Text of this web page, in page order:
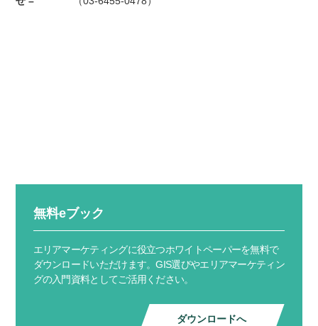
無料eブック
エリアマーケティングに役立つホワイトペーパーを無料で
ダウンロードいただけます。GIS選びやエリアマーケティン
グの入門資料としてご活用ください。
ダウンロードへ